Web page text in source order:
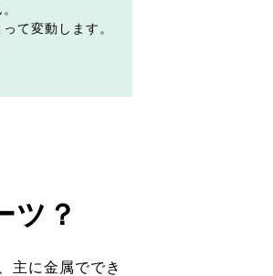
て変動します。
ツ？
主に金属ででき